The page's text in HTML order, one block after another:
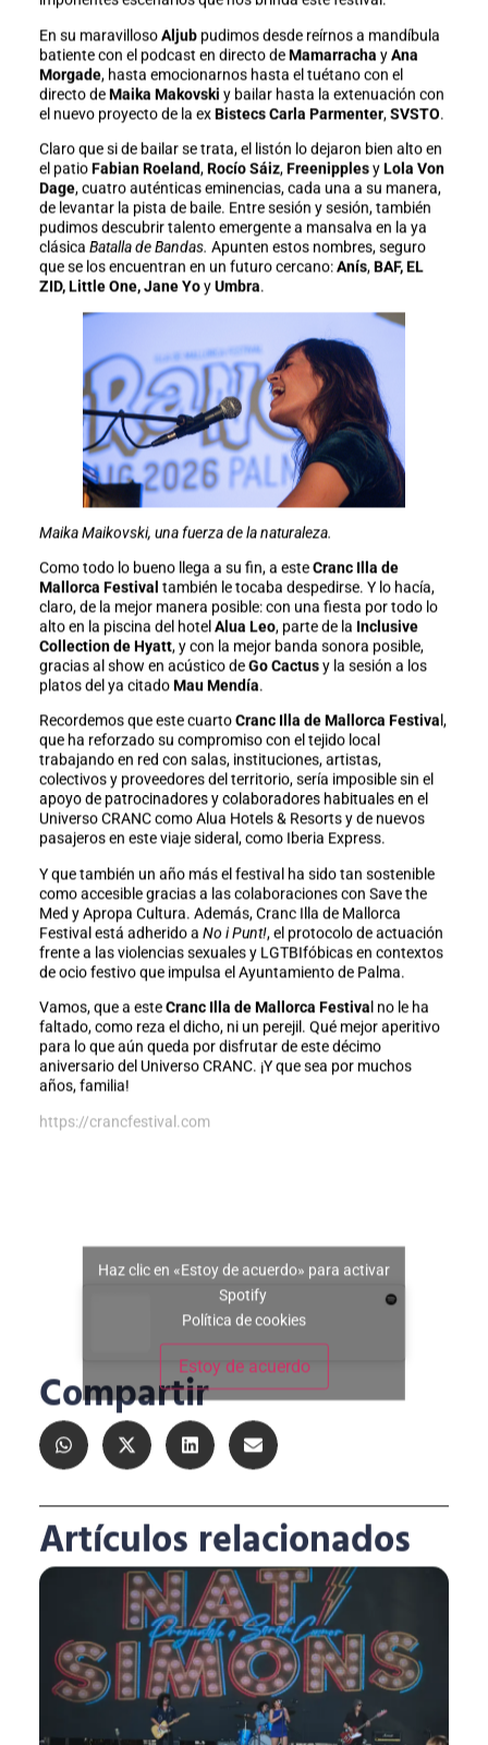
En su maravillosoAljubpudimos desde reírnos a mandíbula
batiente con el podcast en directo deMamarracha yAna
Morgade, hasta emocionarnos hasta el tuétano con el
directo deMaika Makovski y bailar hasta la extenuación con
el nuevo proyecto de la exBistecs Carla Parmenter, SVSTO.
Claro que si de bailar se trata, el listón lo dejaron bien alto en
el patioFabian Roeland, Rocío Sáiz, FreenipplesyLola Von
Dage, cuatro auténticas eminencias, cada una a su manera,
de levantar la pista de baile. Entre sesión y sesión, también
pudimos descubrir talento emergente a mansalva en la ya
clásica Batalla de Bandas. Apunten estos nombres, seguro
que se los encuentran en un futuro cercano:Anís, BAF, EL
ZID, Little One, Jane YoyUmbra.
Maika Maikovski, una fuerza de la naturaleza.
Como todo lo bueno llega a su fin, a esteCranc Illa de
Mallorca Festival también le tocaba despedirse. Y lo hacía,
claro, de la mejor manera posible: con una fiesta por todo lo
alto en la piscina del hotelAlua Leo, parte de la Inclusive
Collection de Hyatt, y con la mejor banda sonora posible,
gracias al show en acústico deGo Cactusy la sesión a los
platos del ya citadoMau Mendía.
Recordemos que este cuartoCranc Illa de Mallorca Festiva l,
que ha reforzado su compromiso con el tejido local
trabajando en red con salas, instituciones, artistas,
colectivos y proveedores del territorio, sería imposible sin el
apoyo de patrocinadores y colaboradores habituales en el
Universo CRANC como Alua Hotels & Resorts y de nuevos
pasajeros en este viaje sideral, como Iberia Express.
Y que también un año más el festival ha sido tan sostenible
como accesible gracias a las colaboraciones con Save the
Med y Apropa Cultura. Además, Cranc Illa de Mallorca
Festival está adherido a No i Punt!, el protocolo de actuación
frente a las violencias sexuales y LGTBIfóbicas en contextos
de ocio festivo que impulsa el Ayuntamiento de Palma.
Vamos, que a esteCranc Illa de Mallorca Festiva l no le ha
faltado, como reza el dicho, ni un perejil. Qué mejor aperitivo
para lo que aún queda por disfrutar de este décimo
aniversario del Universo CRANC. ¡Y que sea por muchos
años, familia!
https://crancfestival.com
Haz clic en «Estoy de acuerdo» para activar
Spotify
Política de cookies
Estoy de acuerdo
Compartir
Artículos relacionados